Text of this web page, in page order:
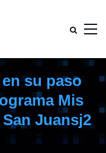
su paso
Mis
Juansj2